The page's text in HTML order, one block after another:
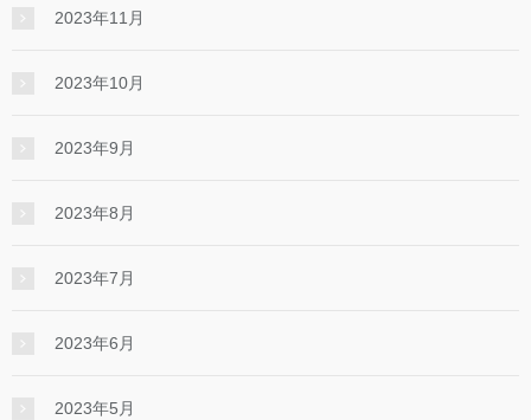
2023年11月
2023年10月
2023年9月
2023年8月
2023年7月
2023年6月
2023年5月